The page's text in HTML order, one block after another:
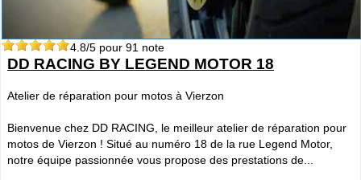
4.8/5 pour 91 note
DD RACING BY LEGEND MOTOR 18
Atelier de réparation pour motos à Vierzon
Bienvenue chez DD RACING, le meilleur atelier de réparation pour
motos de Vierzon ! Situé au numéro 18 de la rue Legend Motor,
notre équipe passionnée vous propose des prestations de...